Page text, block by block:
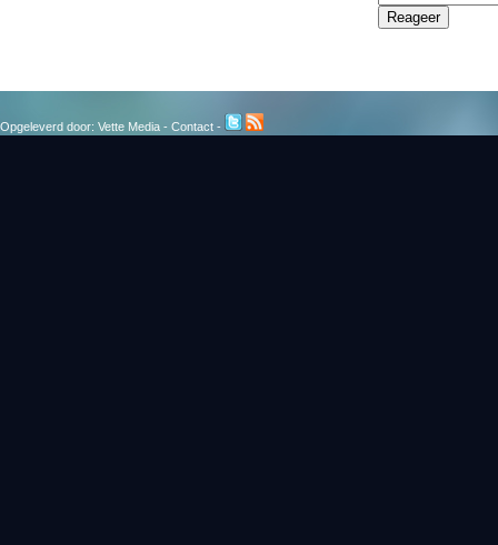
Opgeleverd door: Vette Media - Contact -